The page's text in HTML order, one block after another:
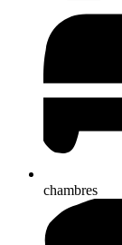
chambres